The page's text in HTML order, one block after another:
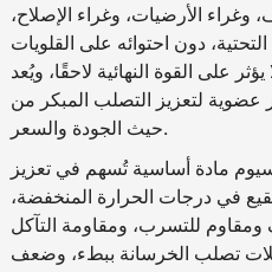
وغراء الأرضيات، وغراء الإصلاح،
دون احتوائه على القلويات
على القوة النهائية لاحقًا، ويُعد
عضوية لتعزيز التصلب المبكر من
حيث الجودة والسعر.
مادة أساسية تُسهم في تعزيز
في درجات الحرارة المنخفضة،
للتسرب، ومقاومة التآكل
تصلب الخرسانة ببطء، وضعف